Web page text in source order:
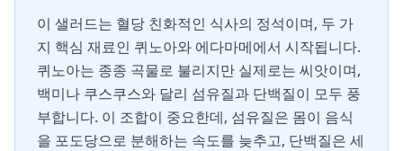
이 샐러드는 혈당 친화적인 식사의 정석이며, 두 가
지 핵심 재료인 퀴노아와 에다마메에서 시작됩니다.
퀴노아는 종종 곡물로 불리지만 실제로는 씨앗이며,
백미나 쿠스쿠스와 달리 섬유질과 단백질이 모두 풍
부합니다. 이 조합이 중요한데, 섬유질은 몸이 음식
을 포도당으로 분해하는 속도를 늦추고, 단백질은 세